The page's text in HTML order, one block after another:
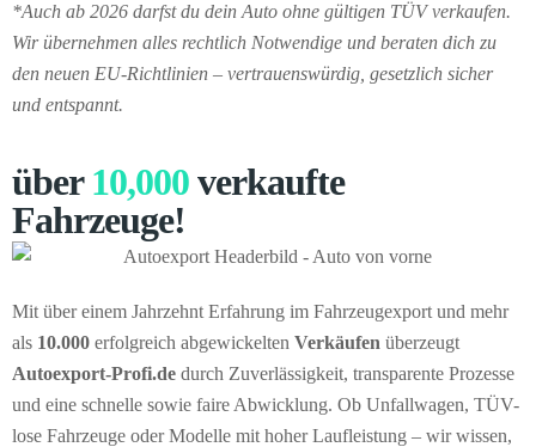
*Auch ab 2026 darfst du dein Auto ohne gültigen TÜV verkaufen.
Wir übernehmen alles rechtlich Notwendige und beraten dich zu
den neuen EU-Richtlinien – vertrauenswürdig, gesetzlich sicher
und entspannt.
über10,000verkaufte
Fahrzeuge!
Mit über einem Jahrzehnt Erfahrung im Fahrzeugexport und mehr
als 10.000 erfolgreich abgewickelten Verkäufen überzeugt
Autoexport-Profi.de durch Zuverlässigkeit, transparente Prozesse
und eine schnelle sowie faire Abwicklung. Ob Unfallwagen, TÜV-
lose Fahrzeuge oder Modelle mit hoher Laufleistung – wir wissen,